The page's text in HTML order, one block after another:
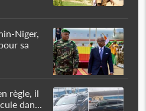
Niger,
sa
règle, il
dan...